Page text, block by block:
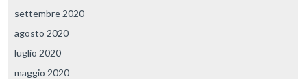
settembre 2020
agosto 2020
luglio 2020
maggio 2020